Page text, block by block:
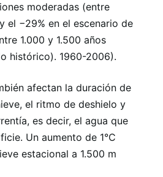
moderadas (entre
el −29% en el escenario de
1.000 y 1.500 años
histórico). 1960-2006).
afectan la duración de
el ritmo de deshielo y
es decir, el agua que
Un aumento de 1°C
estacional a 1.500 m